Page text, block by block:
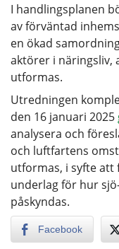
I handlingsplanen
av förväntad
en ökad
aktörer i näringsliv,
utformas.
Utredningen
den 16 januari 2025
analysera och
och luftfartens
utformas, i syfte
underlag för hur
påskyndas.
Facebook